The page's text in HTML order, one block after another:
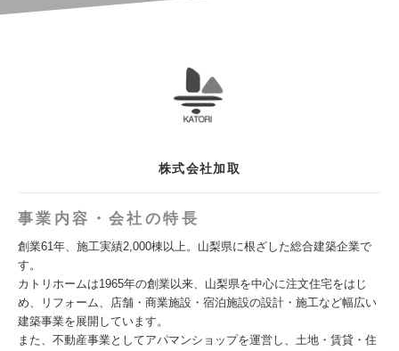
株式会社加取
事業内容・会社の特長
創業61年、施工実績2,000棟以上。山梨県に根ざした総合建築企業で
す。
カトリホームは1965年の創業以来、山梨県を中心に注文住宅をはじ
め、リフォーム、店舗・商業施設・宿泊施設の設計・施工など幅広い
建築事業を展開しています。
また、不動産事業としてアパマンショップを運営し、土地・賃貸・住